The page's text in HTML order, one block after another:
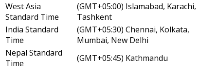
West Asia
Standard Time
(GMT+05:00) Islamabad, Karachi,
Tashkent
India Standard
Time
(GMT+05:30) Chennai, Kolkata,
Mumbai, New Delhi
Nepal Standard
Time
(GMT+05:45) Kathmandu